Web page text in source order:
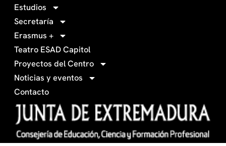
f
a
c
b
o
o
k
Estudios
Secretaría
Erasmus +
Teatro ESAD Capitol
Proyectos del Centro
Noticias y eventos
Contacto